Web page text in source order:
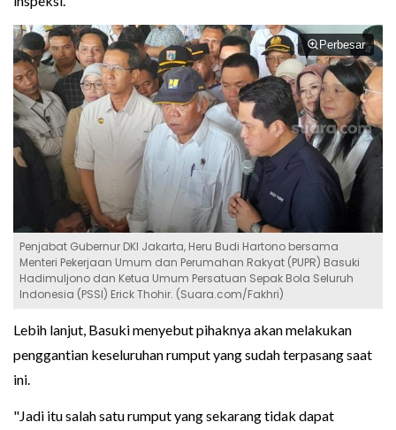
Perbesar
Penjabat Gubernur DKI Jakarta, Heru Budi Hartono bersama
Menteri Pekerjaan Umum dan Perumahan Rakyat (PUPR) Basuki
Hadimuljono dan Ketua Umum Persatuan Sepak Bola Seluruh
Indonesia (PSSI) Erick Thohir. (Suara.com/Fakhri)
Lebih lanjut, Basuki menyebut pihaknya akan melakukan
penggantian keseluruhan rumput yang sudah terpasang saat
ini.
"Jadi itu salah satu rumput yang sekarang tidak dapat